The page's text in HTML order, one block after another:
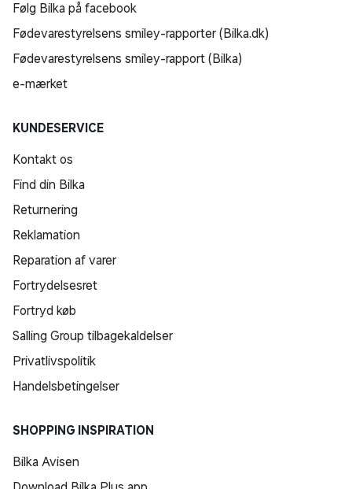
Følg Bilka på facebook
Fødevarestyrelsens smiley-rapporter (Bilka.dk)
Fødevarestyrelsens smiley-rapport (Bilka)
e-mærket
KUNDESERVICE
Kontakt os
Find din Bilka
Returnering
Reklamation
Reparation af varer
Fortrydelsesret
Fortryd køb
Salling Group tilbagekaldelser
Privatlivspolitik
Handelsbetingelser
SHOPPING INSPIRATION
Bilka Avisen